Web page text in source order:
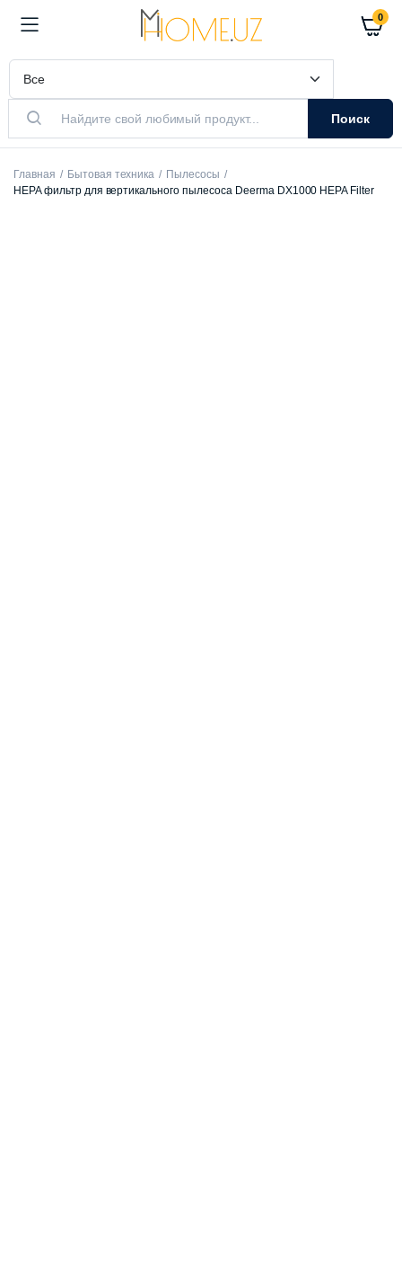
0
Поиск
Главная Бытовая техника
Пылесосы
HEPA фильтр для вертикального пылесоса Deerma DX1000 HEPA Filter